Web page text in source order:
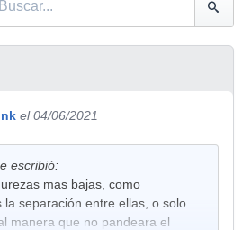
el 04/06/2021
escribió:
mas bajas, como
la separación entre ellas, o solo
manera que no pandeara el